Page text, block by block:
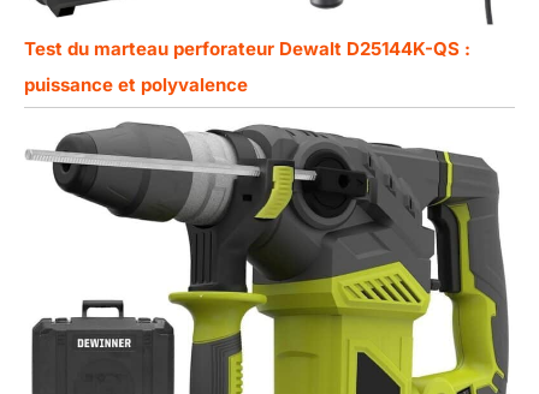
Test du marteau perforateur Dewalt D25144K-QS :
puissance et polyvalence